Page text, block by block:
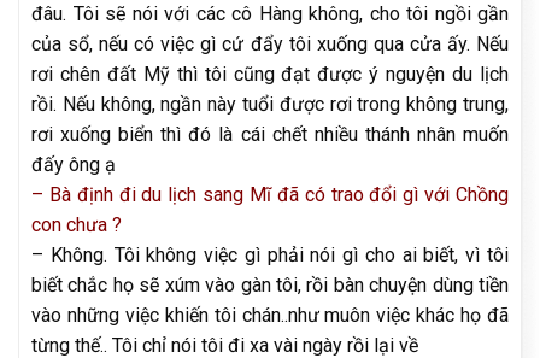
đâu. Tôi sẽ nói với các cô Hàng không, cho tôi ngồi gần
của sổ, nếu có việc gì cứ đẩy tôi xuống qua cửa ấy. Nếu
rơi chên đất Mỹ thì tôi cũng đạt được ý nguyện du lịch
rồi. Nếu không, ngần này tuổi được rơi trong không trung,
rơi xuống biển thì đó là cái chết nhiều thánh nhân muốn
đấy ông ạ
– Bà định đi du lịch sang Mĩ đã có trao đổi gì với Chồng
con chưa ?
– Không. Tôi không việc gì phải nói gì cho ai biết, vì tôi
biết chắc họ sẽ xúm vào gàn tôi, rồi bàn chuyện dùng tiền
vào những việc khiến tôi chán..như muôn việc khác họ đã
từng thế.. Tôi chỉ nói tôi đi xa vài ngày rồi lại về